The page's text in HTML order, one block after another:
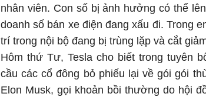
nhân viên. Con số bị ảnh hưởng có thể
doanh số bán xe điện đang xấu đi. Trong
trí trong nội bộ đang bị trùng lặp và cắt
Hôm thứ Tư, Tesla cho biết trong tuyên
cầu các cổ đông bỏ phiếu lại về gói gói
Elon Musk, gọi khoản bồi thường do hội